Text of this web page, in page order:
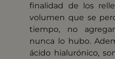
finalidad de los
volumen que se
tiempo, no
nunca lo hubo.
ácido hialurónico,